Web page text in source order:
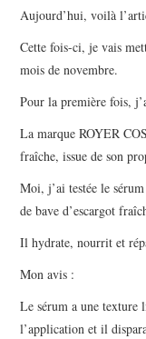
Aujourd’hui, voilà
Cette fois-ci, je vais
mois de novembre.
Pour la première fois,
La marque ROYER
fraîche, issue de son
Moi, j’ai testée le
de bave d’escargot
Il hydrate, nourrit et
Mon avis :
Le sérum a une texture
l’application et il